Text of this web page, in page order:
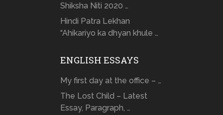
Shiksha Niti 2020 …
Hindi Patra Lekhan
“Ahikariyo ka dhyan khule …
ENGLISH ESSAYS
My first day at the office – …
The Lost Child – Latest
Essay, Paragraph, …